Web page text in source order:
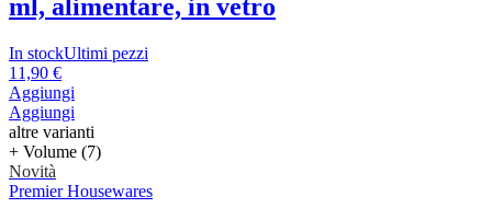
ml, alimentare, in vetro
In stockUltimi pezzi
11,90 €
Aggiungi
Aggiungi
altre varianti
+ Volume (7)
Novità
Premier Housewares